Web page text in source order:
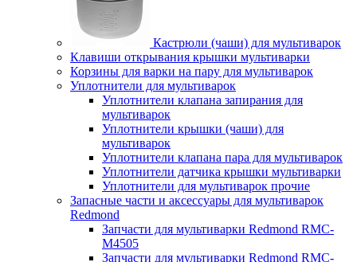
Кастрюли (чаши) для мультиварок
Клавиши открывания крышки мультиварки
Корзины для варки на пару для мультиварок
Уплотнители для мультиварок
Уплотнители клапана запирания для
мультиварок
Уплотнители крышки (чаши) для
мультиварок
Уплотнители клапана пара для мультиварок
Уплотнители датчика крышки мультиварки
Уплотнители для мультиварок прочие
Запасные части и аксессуары для мультиварок
Redmond
Запчасти для мультиварки Redmond RMC-
M4505
Запчасти для мультиварки Redmond RMC-